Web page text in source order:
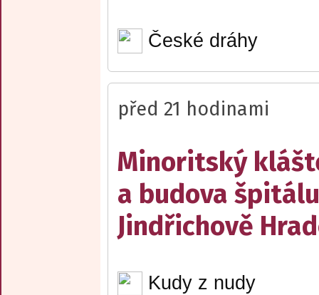
České dráhy
před 21 hodinami
Minoritský
a budova
Jindřichově
Kudy z nudy